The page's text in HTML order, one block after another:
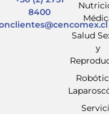
8400
Salud
y